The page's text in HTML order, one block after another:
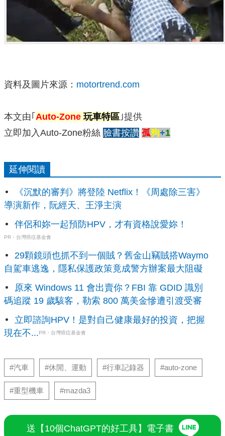
資料及圖片來源： motortrend.com
本文由｢ Auto-Zone 玩車特區 ｣提供
立即加入Auto-Zone粉絲 臉書按讚 孤狗+1
延伸閱讀
《沉默的審判》將登陸 Netflix！《周處除三害》
導演新作，阮經天、王淨主演
伴侶和妳一起預防HPV，才有資格說愛妳！
PR・台灣癌症基金會
29顆鏡頭也抓不到一個賊？舊金山竊賊搭Waymo
自駕車逃逸，隱私保護政策竟成警方辦案最大阻礙
原來 Windows 11 會出賣你？FBI 靠 GDID 識別
碼追蹤 19 歲駭客，勒索 800 萬美金慘遭引渡受審
立即諮詢HPV！是對自己健康最好的投資，把握
現在不... PR・台灣癌症基金會
#汽車 #休閒、運動 #行車記錄器 #auto-zone
#重型機車 #mazda3
送【10個ChatGPT的好工具】電子書